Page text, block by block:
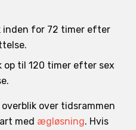
inden for 72 timer efter
til 120 timer efter sex
over tidsrammen
med ægløsning. Hvis